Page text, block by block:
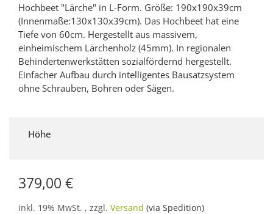
Hochbeet "Lärche" in L-Form. Größe: 190x190x39cm
(Innenmaße:130x130x39cm). Das Hochbeet hat eine
Tiefe von 60cm. Hergestellt aus massivem,
einheimischem Lärchenholz (45mm). In regionalen
Behindertenwerkstätten sozialfördernd hergestellt.
Einfacher Aufbau durch intelligentes Bausatzsystem
ohne Schrauben, Bohren oder Sägen.
Höhe
379,00 €
inkl. 19% MwSt. , zzgl. Versand (via Spedition)